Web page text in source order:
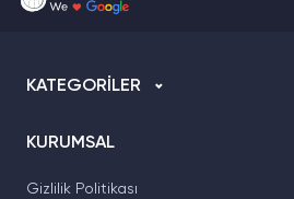
KATEGORİLER
KURUMSAL
Gizlilik Politikası